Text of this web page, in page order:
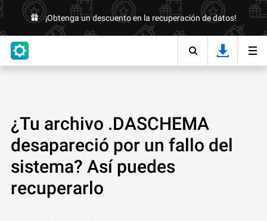
¡Obtenga un descuento en la recuperación de datos!
¿Tu archivo .DASCHEMA
desapareció por un fallo del
sistema? Así puedes
recuperarlo